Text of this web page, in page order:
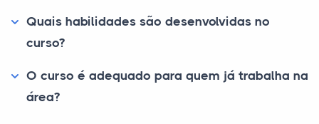
Quais habilidades são desenvolvidas no
curso?
O curso é adequado para quem já trabalha na
área?